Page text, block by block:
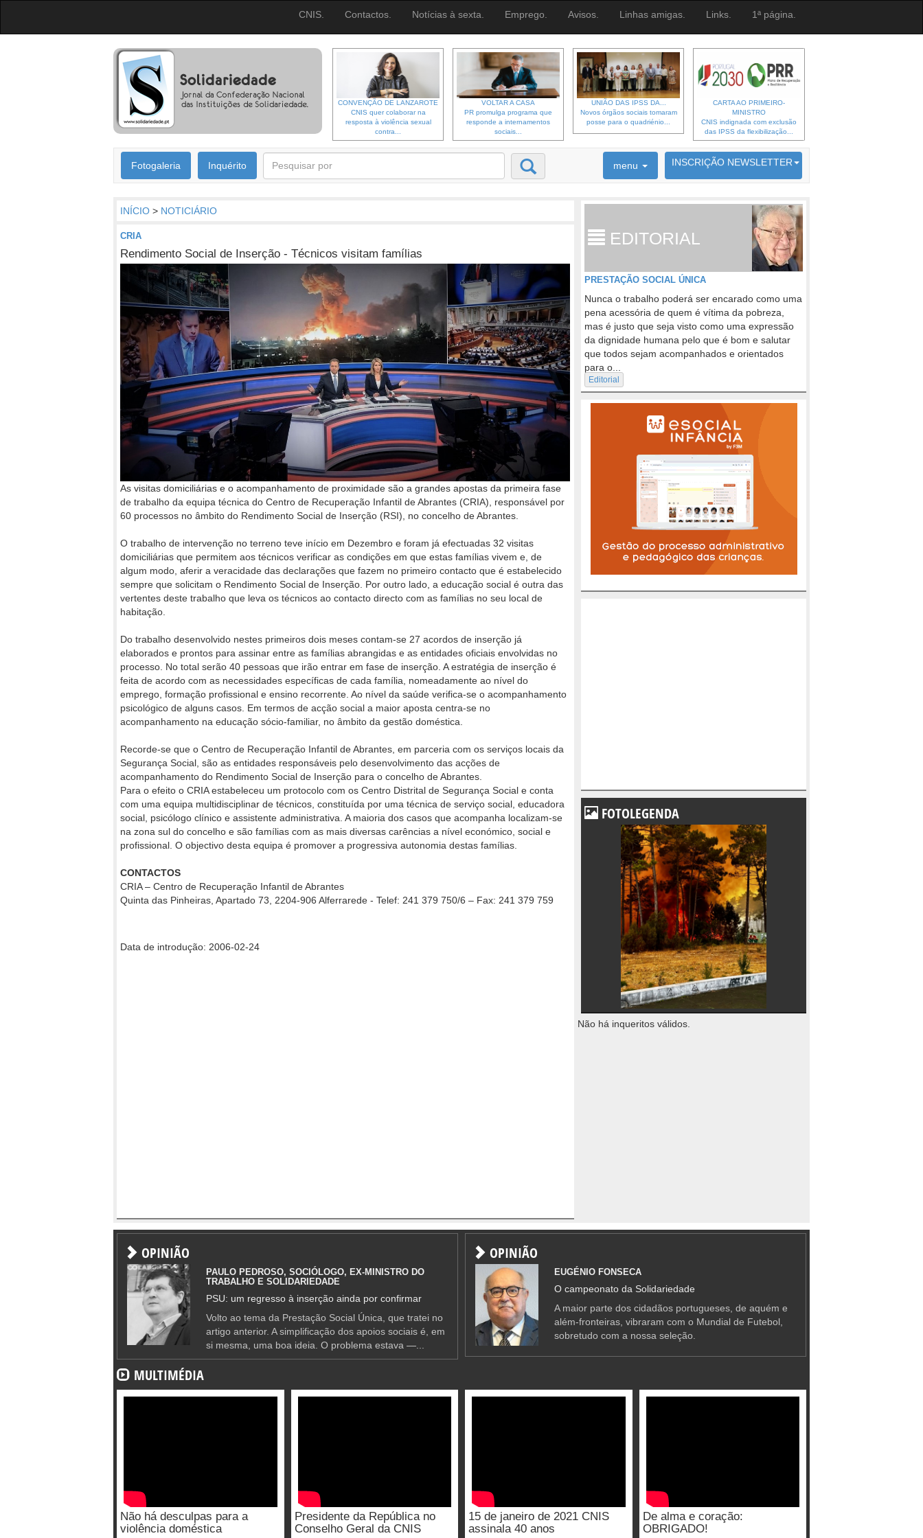
CNIS. Contactos. Notícias à sexta. Emprego. Avisos. Linhas amigas. Links. 1ª página.
CONVENÇÃO DE LANZAROTE
CNIS quer colaborar na
resposta à violência sexual
contra...
VOLTAR A CASA
PR promulga programa que
responde a internamentos
sociais...
UNIÃO DAS IPSS DA...
Novos órgãos sociais tomaram
posse para o quadriénio...
CARTA AO PRIMEIRO-
MINISTRO
CNIS indignada com exclusão
das IPSS da flexibilização...
Fotogaleria Inquérito menu INSCRIÇÃO NEWSLETTER
6692 membros inscritos
INÍCIO > NOTICIÁRIO
CRIA
Rendimento Social de Inserção - Técnicos visitam famílias
As visitas domiciliárias e o acompanhamento de proximidade são a grandes apostas da primeira fase
de trabalho da equipa técnica do Centro de Recuperação Infantil de Abrantes (CRIA), responsável por
60 processos no âmbito do Rendimento Social de Inserção (RSI), no concelho de Abrantes.
O trabalho de intervenção no terreno teve início em Dezembro e foram já efectuadas 32 visitas
domiciliárias que permitem aos técnicos verificar as condições em que estas famílias vivem e, de
algum modo, aferir a veracidade das declarações que fazem no primeiro contacto que é estabelecido
sempre que solicitam o Rendimento Social de Inserção. Por outro lado, a educação social é outra das
vertentes deste trabalho que leva os técnicos ao contacto directo com as famílias no seu local de
habitação.
Do trabalho desenvolvido nestes primeiros dois meses contam-se 27 acordos de inserção já
elaborados e prontos para assinar entre as famílias abrangidas e as entidades oficiais envolvidas no
processo. No total serão 40 pessoas que irão entrar em fase de inserção. A estratégia de inserção é
feita de acordo com as necessidades específicas de cada família, nomeadamente ao nível do
emprego, formação profissional e ensino recorrente. Ao nível da saúde verifica-se o acompanhamento
psicológico de alguns casos. Em termos de acção social a maior aposta centra-se no
acompanhamento na educação sócio-familiar, no âmbito da gestão doméstica.
Recorde-se que o Centro de Recuperação Infantil de Abrantes, em parceria com os serviços locais da
Segurança Social, são as entidades responsáveis pelo desenvolvimento das acções de
acompanhamento do Rendimento Social de Inserção para o concelho de Abrantes.
Para o efeito o CRIA estabeleceu um protocolo com os Centro Distrital de Segurança Social e conta
com uma equipa multidisciplinar de técnicos, constituída por uma técnica de serviço social, educadora
social, psicólogo clínico e assistente administrativa. A maioria dos casos que acompanha localizam-se
na zona sul do concelho e são famílias com as mais diversas carências a nível económico, social e
profissional. O objectivo desta equipa é promover a progressiva autonomia destas famílias.
CONTACTOS
CRIA – Centro de Recuperação Infantil de Abrantes
Quinta das Pinheiras, Apartado 73, 2204-906 Alferrarede - Telef: 241 379 750/6 – Fax: 241 379 759
Data de introdução: 2006-02-24
EDITORIAL
PRESTAÇÃO SOCIAL ÚNICA
Nunca o trabalho poderá ser encarado como uma
pena acessória de quem é vítima da pobreza,
mas é justo que seja visto como uma expressão
da dignidade humana pelo que é bom e salutar
que todos sejam acompanhados e orientados
para o...
Editorial
FOTOLEGENDA
Não há inqueritos válidos.
OPINIÃO
PAULO PEDROSO, SOCIÓLOGO, EX-MINISTRO DO
TRABALHO E SOLIDARIEDADE
PSU: um regresso à inserção ainda por confirmar
Volto ao tema da Prestação Social Única, que tratei no
artigo anterior. A simplificação dos apoios sociais é, em
si mesma, uma boa ideia. O problema estava —...
OPINIÃO
EUGÉNIO FONSECA
O campeonato da Solidariedade
A maior parte dos cidadãos portugueses, de aquém e
além-fronteiras, vibraram com o Mundial de Futebol,
sobretudo com a nossa seleção.
MULTIMÉDIA
Não há desculpas para a
violência doméstica
Presidente da República no
Conselho Geral da CNIS
15 de janeiro de 2021 CNIS
assinala 40 anos
De alma e coração:
OBRIGADO!